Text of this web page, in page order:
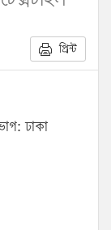
প্রিন্ট
ঢাকা